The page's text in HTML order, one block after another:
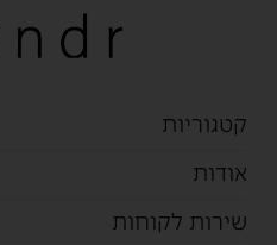
קטגוריות
אודות
שירות לקוחות